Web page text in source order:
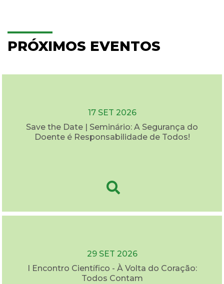
PRÓXIMOS EVENTOS
17 SET 2026
Save the Date | Seminário: A Segurança do
Doente é Responsabilidade de Todos!
29 SET 2026
I Encontro Científico - À Volta do Coração:
Todos Contam